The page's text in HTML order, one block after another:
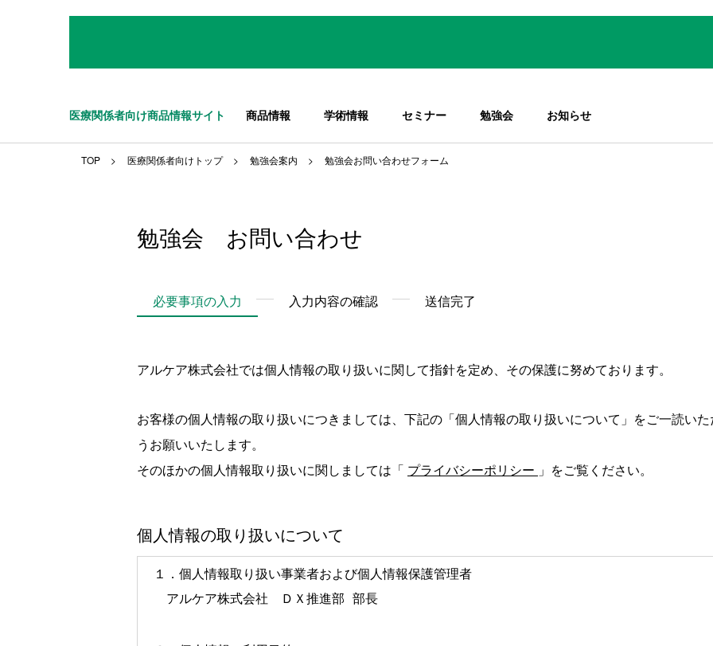
医療関係者向け商品情報サイト 商品情報 学術情報 セミナー 勉強会 お知らせ
TOP 医療関係者向けトップ 勉強会案内 勉強会お問い合わせフォーム
勉強会 お問い合わせ
必要事項の入力 入力内容の確認 送信完了
アルケア株式会社では個人情報の取り扱いに関して指針を定め、その保護に努めております。
お客様の個人情報の取り扱いにつきましては、下記の「個人情報の取り扱いについて」をご一読い
うお願いいたします。
そのほかの個人情報取り扱いに関しましては「 プライバシーポリシー 」をご覧ください。
個人情報の取り扱いについて
１．個人情報取り扱い事業者および個人情報保護管理者
アルケア株式会社　ＤＸ推進部 部長